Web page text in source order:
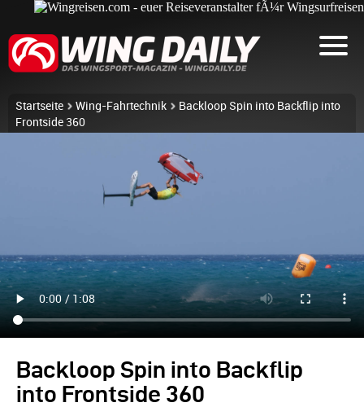
Startseite Wing-Fahrtechnik
Backloop Spin into Backflip into
Frontside 360
Backloop Spin into Backflip
into Frontside 360